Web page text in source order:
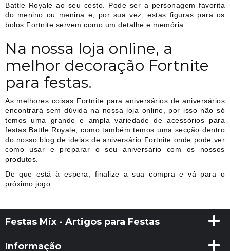
Battle Royale ao seu cesto. Pode ser a personagem favorita
do menino ou menina e, por sua vez, estas figuras para os
bolos Fortnite servem como um detalhe e memória.
Na nossa loja online, a
melhor decoração Fortnite
para festas.
As melhores coisas Fortnite para aniversários de aniversários
encontrará sem dúvida na nossa loja online, por isso não só
temos uma grande e ampla variedade de acessórios para
festas Battle Royale, como também temos uma secção dentro
do nosso blog de ideias de aniversário Fortnite onde pode ver
como usar e preparar o seu aniversário com os nossos
produtos.
De que está à espera, finalize a sua compra e vá para o
próximo jogo.
Festas Mix - Artigos para Festas
Informação